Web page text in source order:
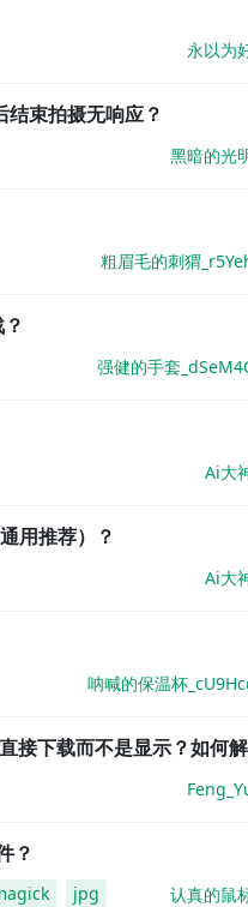
永以为
束拍摄无响应？
黑暗的光
粗眉毛的刺猬
强健的手套
Ai大
用推荐）？
Ai大
呐喊的保温杯
接下载而不是显示？如何
？
jpg 认真的鼠